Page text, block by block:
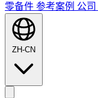
零备件 参考案例 公司
ZH-CN